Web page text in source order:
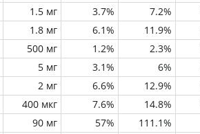
1.5 мг 3.7% 7.2%
1.8 мг 6.1% 11.9%
500 мг 1.2% 2.3%
5 мг 3.1% 6%
2 мг 6.6% 12.9%
400 мкг 7.6% 14.8%
90 мг 57% 111.1%